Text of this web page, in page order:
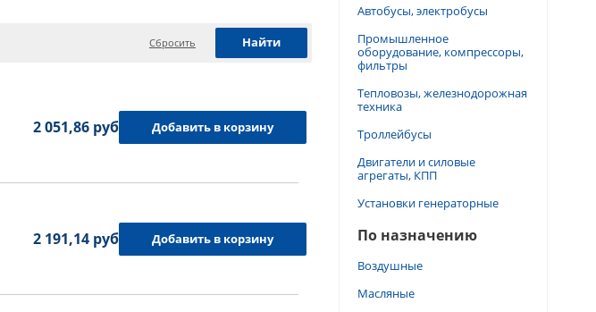
Сбросить
2 051,86 руб. Добавить в корзину
2 191,14 руб. Добавить в корзину
Автобусы, электробусы
Промышленное
оборудование, компрессоры,
фильтры
Тепловозы, железнодорожная
техника
Троллейбусы
Двигатели и силовые
агрегаты, КПП
Установки генераторные
По назначению
Воздушные
Масляные